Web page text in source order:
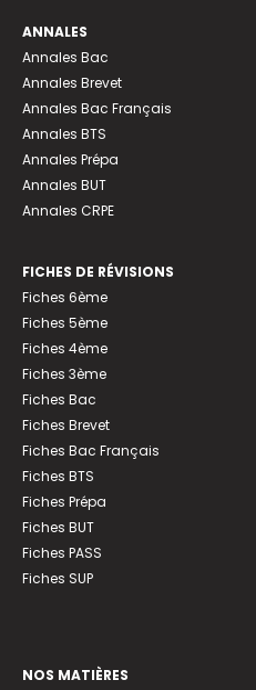
ANNALES
Annales Bac
Annales Brevet
Annales Bac Français
Annales BTS
Annales Prépa
Annales BUT
Annales CRPE
FICHES DE RÉVISIONS
Fiches 6ème
Fiches 5ème
Fiches 4ème
Fiches 3ème
Fiches Bac
Fiches Brevet
Fiches Bac Français
Fiches BTS
Fiches Prépa
Fiches BUT
Fiches PASS
Fiches SUP
NOS MATIÈRES